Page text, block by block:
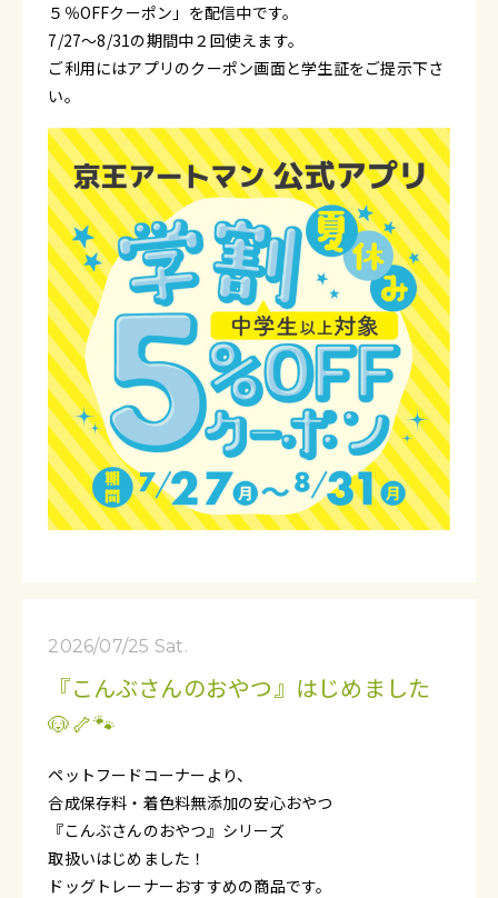
５％OFFクーポン」を配信中です。
7/27～8/31の期間中２回使えます。
ご利用にはアプリのクーポン画面と学生証をご提示下さ
い。
2026/07/25 Sat.
『こんぶさんのおやつ』はじめました
🐶🦴🐾
ペットフードコーナーより、
合成保存料・着色料無添加の安心おやつ
『こんぶさんのおやつ』シリーズ
取扱いはじめました！
ドッグトレーナーおすすめの商品です。